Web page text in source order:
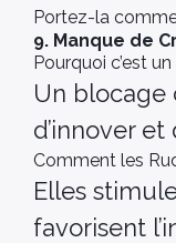
Portez-la
9. Manque de
Pourquoi c’est
Un
d’innover
Comment les
Elles
favorisent